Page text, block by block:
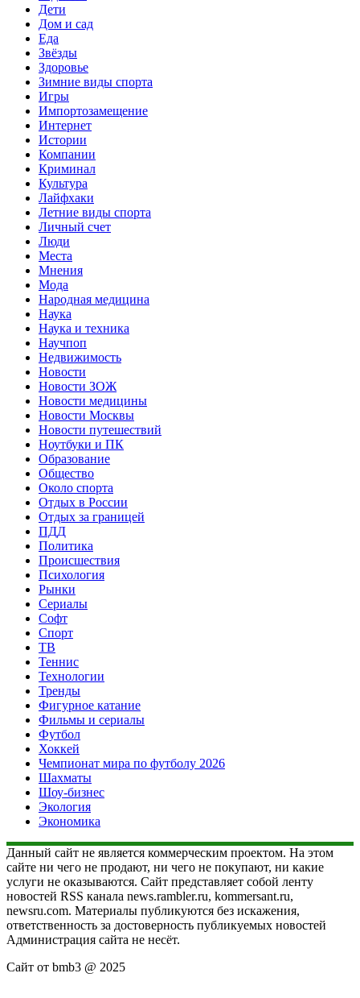
Дети
Дом и сад
Еда
Звёзды
Здоровье
Зимние виды спорта
Игры
Импортозамещение
Интернет
Истории
Компании
Криминал
Культура
Лайфхаки
Летние виды спорта
Личный счет
Люди
Места
Мнения
Мода
Народная медицина
Наука
Наука и техника
Научпоп
Недвижимость
Новости
Новости ЗОЖ
Новости медицины
Новости Москвы
Новости путешествий
Ноутбуки и ПК
Образование
Общество
Около спорта
Отдых в России
Отдых за границей
ПДД
Политика
Происшествия
Психология
Рынки
Сериалы
Софт
Спорт
ТВ
Теннис
Технологии
Тренды
Фигурное катание
Фильмы и сериалы
Футбол
Хоккей
Чемпионат мира по футболу 2026
Шахматы
Шоу-бизнес
Экология
Экономика
Данный сайт не является коммерческим проектом. На этом
сайте ни чего не продают, ни чего не покупают, ни какие
услуги не оказываются. Сайт представляет собой ленту
новостей RSS канала news.rambler.ru, kommersant.ru,
newsru.com. Материалы публикуются без искажения,
ответственность за достоверность публикуемых новостей
Администрация сайта не несёт.
Сайт от bmb3 @ 2025